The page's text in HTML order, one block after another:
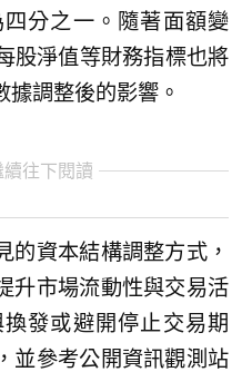
分之一。隨著面額變
股淨值等財務指標也將
據調整後的影響。
往下閱讀
的資本結構調整方式，
升市場流動性與交易活
發或避開停止交易期
並參考公開資訊觀測站